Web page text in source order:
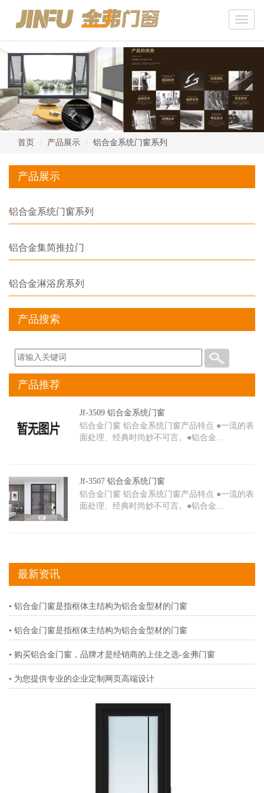
Toggle
首页 产品展示 铝合金系统门窗系列
产品展示
铝合金系统门窗系列
铝合金集简推拉门
铝合金淋浴房系列
产品搜索
产品推荐
Jf-3509 铝合金系统门窗
铝合金门窗 铝合金系统门窗产品特点 ●一流的表
面处理、经典时尚妙不可言。●铝合金…
Jf-3507 铝合金系统门窗
铝合金门窗 铝合金系统门窗产品特点 ●一流的表
面处理、经典时尚妙不可言。●铝合金…
最新资讯
• 铝合金门窗是指框体主结构为铝合金型材的门窗
• 铝合金门窗是指框体主结构为铝合金型材的门窗
• 购买铝合金门窗，品牌才是经销商的上佳之选-金弗门窗
• 为您提供专业的企业定制网页高端设计